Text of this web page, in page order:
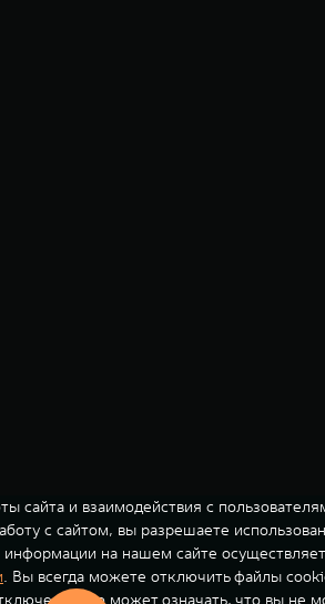
сайта и взаимодействия с
с сайтом, вы разрешаете
на нашем сайте
. Вы всегда можете отключить файлы
это может означать, что вы не